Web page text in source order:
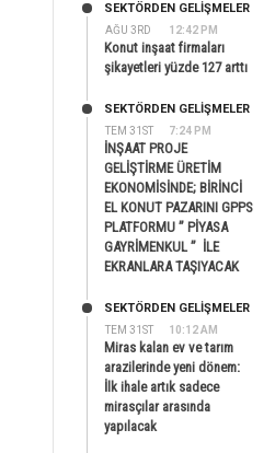
AĞU 3RD 12:42 PM
SEKTÖRDEN GELIŞMELER
Konut inşaat firmaları
şikayetleri yüzde 127 arttı
TEM 31ST 7:24 PM
SEKTÖRDEN GELIŞMELER
İNŞAAT PROJE
GELİŞTİRME ÜRETİM
EKONOMİSİNDE; BİRİNCİ
EL KONUT PAZARINI GPPS
PLATFORMU ” PİYASA
GAYRİMENKUL ” İLE
EKRANLARA TAŞIYACAK
TEM 31ST 10:12 AM
SEKTÖRDEN GELIŞMELER
Miras kalan ev ve tarım
arazilerinde yeni dönem:
İlk ihale artık sadece
mirasçılar arasında
yapılacak